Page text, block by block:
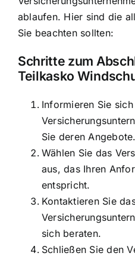
ablaufen. Hier sind die
Sie beachten sollten:
Schritte zum
Teilkasko
Informieren Sie
Sie deren Angebote.
Wählen Sie das
aus, das Ihren
entspricht.
Kontaktieren Sie
sich beraten.
Schließen Sie den